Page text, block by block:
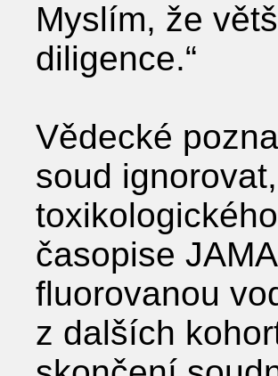
Myslím, že
diligence.“
Vědecké
soud
časopise
fluorovanou
z dalších